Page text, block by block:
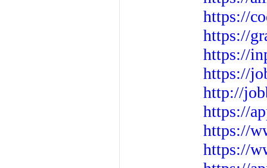
https://
https://
https://
https://
http://
https://
https://
https://